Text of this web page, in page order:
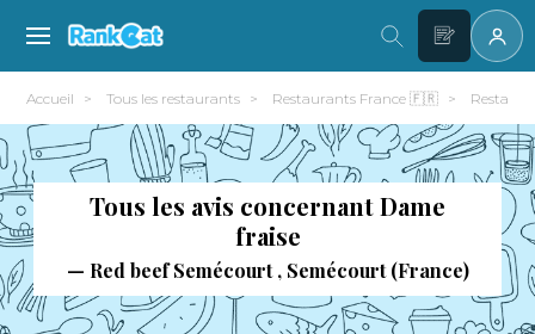
Accueil Tous les restaurants Restaurants France 🇫🇷
Tous les avis concernant Dame
fraise
— Red beef Semécourt , Semécourt (France)